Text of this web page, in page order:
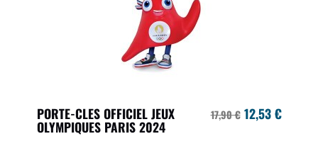
PORTE-CLES OFFICIEL JEUX
OLYMPIQUES PARIS 2024
17,90 € 12,53 €